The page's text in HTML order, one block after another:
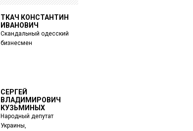
ТКАЧ КОНСТАНТИН
ИВАНОВИЧ
Скандальный одесский
бизнесмен
СЕРГЕЙ
ВЛАДИМИРОВИЧ
КУЗЬМИНЫХ
Народный депутат
Украины,